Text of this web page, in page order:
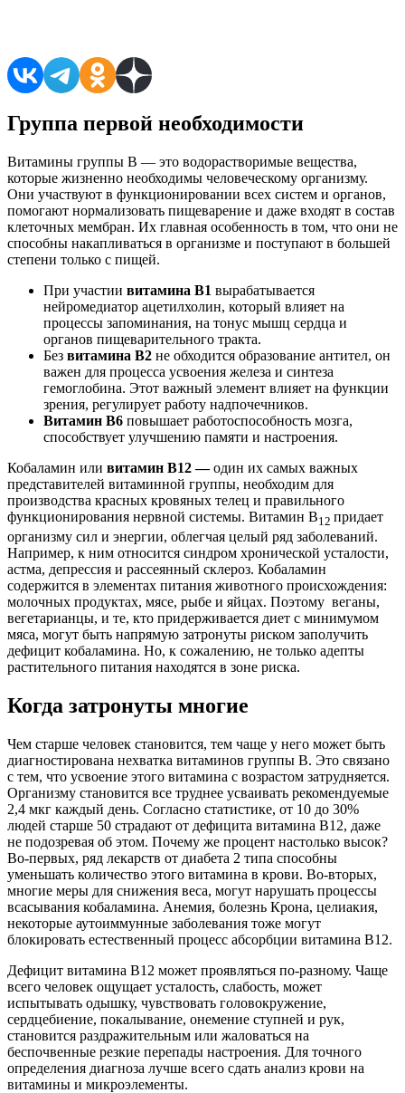
Группа первой необходимости
Витамины группы B — это водорастворимые вещества,
которые жизненно необходимы человеческому организму.
Они участвуют в функционировании всех систем и органов,
помогают нормализовать пищеварение и даже входят в состав
клеточных мембран. Их главная особенность в том, что они не
способны накапливаться в организме и поступают в большей
степени только с пищей.
При участии витамина B1 вырабатывается
нейромедиатор ацетилхолин, который влияет на
процессы запоминания, на тонус мышц сердца и
органов пищеварительного тракта.
Без витамина B2 не обходится образование антител, он
важен для процесса усвоения железа и синтеза
гемоглобина. Этот важный элемент влияет на функции
зрения, регулирует работу надпочечников.
Bитамин B6 повышает работоспособность мозга,
способствует улучшению памяти и настроения.
Кобаламин или витамин B12 —один их самых важных
представителей витаминной группы, необходим для
производства красных кровяных телец и правильного
функционирования нервной системы. Витамин В12 придает
организму сил и энергии, облегчая целый ряд заболеваний.
Например, к ним относится синдром хронической усталости,
астма, депрессия и рассеянный склероз. Кобаламин
содержится в элементах питания животного происхождения:
молочных продуктах, мясе, рыбе и яйцах. Поэтому веганы,
вегетарианцы, и те, кто придерживается диет с минимумом
мяса, могут быть напрямую затронуты риском заполучить
дефицит кобаламина. Но, к сожалению, не только адепты
растительного питания находятся в зоне риска.
Когда затронуты многие
Чем старше человек становится, тем чаще у него может быть
диагностирована нехватка витаминов группы B. Это связано
с тем, что усвоение этого витамина с возрастом затрудняется.
Организму становится все труднее усваивать рекомендуемые
2,4 мкг каждый день. Согласно статистике, от 10 до 30%
людей старше 50 страдают от дефицита витамина B12, даже
не подозревая об этом. Почему же процент настолько высок?
Во-первых, ряд лекарств от диабета 2 типа способны
уменьшать количество этого витамина в крови. Во-вторых,
многие меры для снижения веса, могут нарушать процессы
всасывания кобаламина. Анемия, болезнь Крона, целиакия,
некоторые аутоиммунные заболевания тоже могут
блокировать естественный процесс абсорбции витамина B12.
Дефицит витамина B12 может проявляться по-разному. Чаще
всего человек ощущает усталость, слабость, может
испытывать одышку, чувствовать головокружение,
сердцебиение, покалывание, онемение ступней и рук,
становится раздражительным или жаловаться на
беспочвенные резкие перепады настроения. Для точного
определения диагноза лучше всего сдать анализ крови на
витамины и микроэлементы.